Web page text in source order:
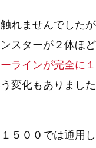
れませんでした
スターが２体ほ
ラインが完全に
変化もありました
５００では通用